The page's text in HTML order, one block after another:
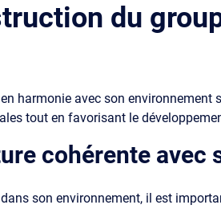
du
harmonie avec son
tout en favorisant le
cohérente avec
son environnement, il est